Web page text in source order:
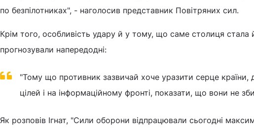
по безпілотниках", - наголосив представник Повітряних сил.
Крім того, особливість удару й у тому, що саме столиця стала
прогнозували напередодні:
"Тому що противник зазвичай хоче уразити серце країни,
цілей і на інформаційному фронті, показати, що вони не
Як розповів Ігнат, "Сили оборони відпрацювали сьогодні